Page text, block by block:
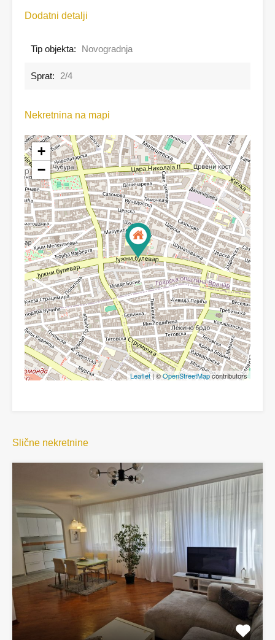
Dodatni detalji
Tip objekta: Novogradnja
Sprat: 2/4
Nekretnina na mapi
+
−
Leaflet| ©OpenStreetMapcontributors
Slične nekretnine